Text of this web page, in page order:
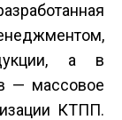
а в
— массовое
КТПП.